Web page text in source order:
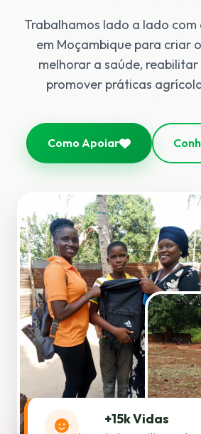
Trabalhamos lado a lado com
em Moçambique para criar
melhorar a saúde,
promover práticas
Como Apoiar
+15k Vidas